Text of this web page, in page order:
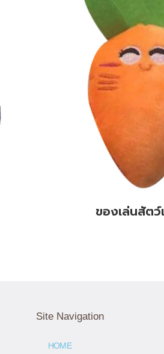
ของเล่นสัตว์
Site Navigation
HOME